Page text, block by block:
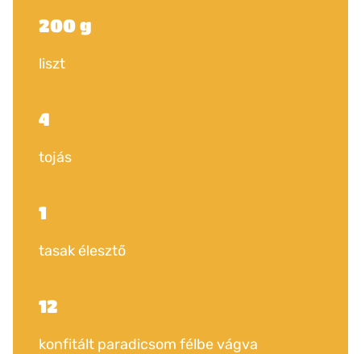
200 g
liszt
4
tojás
1
tasak élesztő
12
konfitált paradicsom félbe vágva